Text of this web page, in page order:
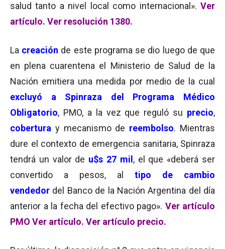
salud tanto a nivel local como internacional». Ver
artículo. Ver resolución 1380.
La creación de este programa se dio luego de que
en plena cuarentena el Ministerio de Salud de la
Nación emitiera una medida por medio de la cual
excluyó a Spinraza del Programa Médico
Obligatorio, PMO, a la vez que reguló su precio,
cobertura y mecanismo de reembolso. Mientras
dure el contexto de emergencia sanitaria, Spinraza
tendrá un valor de u$s 27 mil , el que «deberá ser
convertido a pesos, al tipo de cambio
vendedor del Banco de la Nación Argentina del día
anterior a la fecha del efectivo pago». Ver artículo
PMO Ver artículo. Ver artículo precio.